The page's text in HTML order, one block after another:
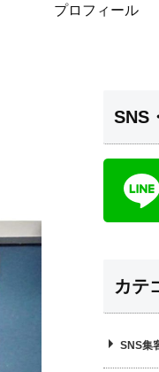
プロフィール
SNS
カテ
SNS集